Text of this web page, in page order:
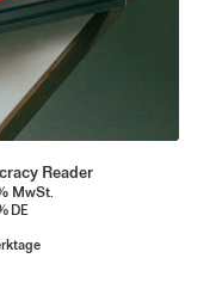
Reader
MwSt.
DE